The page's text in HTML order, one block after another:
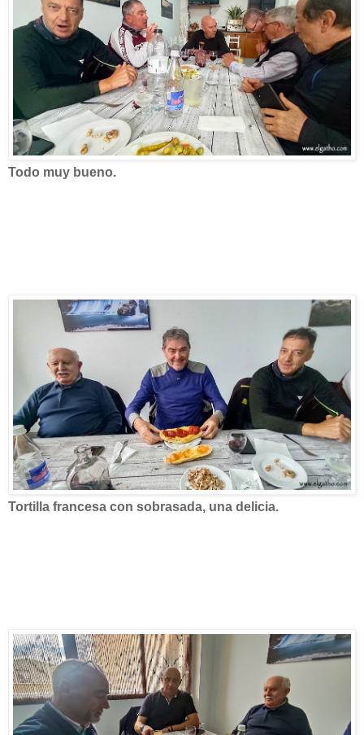
Todo muy bueno.
Tortilla francesa con sobrasada, una delicia.